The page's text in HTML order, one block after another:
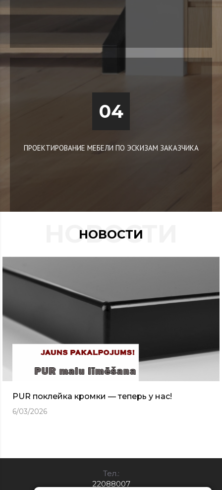
04
ПРОЕКТИРОВАНИЕ МЕБЕЛИ ПО ЭСКИЗАМ ЗАКАЗЧИКА
НОВОСТИ
НОВОСТИ
PUR поклейка кромки — теперь у нас!
6/03/2026
Тел.:
22088007